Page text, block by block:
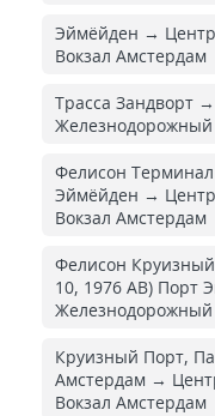
Эймёйден →
Вокзал Амстердам
Трасса Зандворт
Железнодорожный
Фелисон
Эймёйден →
Вокзал Амстердам
Фелисон
10, 1976 AB)
Железнодорожный
Круизный Порт,
Амстердам →
Вокзал Амстердам